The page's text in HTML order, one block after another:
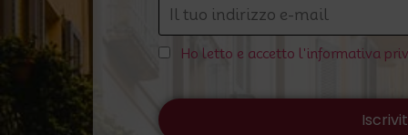
Ho letto e accetto l'informativa